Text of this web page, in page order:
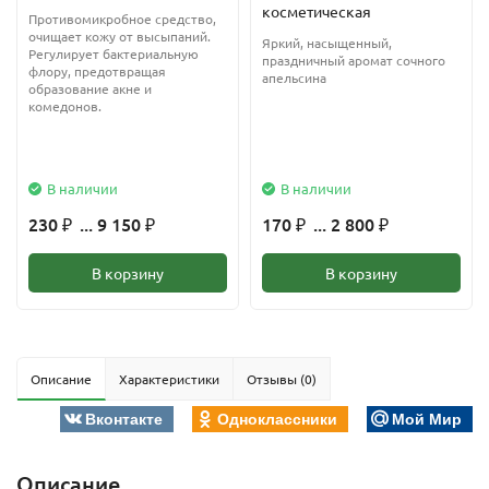
Противомикробное средство,
очищает кожу от высыпаний.
Регулирует бактериальную
флору, предотвращая
образование акне и
комедонов.
В наличии
230 ₽ ... 9 150 ₽
В корзину
косметическая
Яркий, насыщенный,
праздничный аромат сочного
апельсина
В наличии
170 ₽ ... 2 800 ₽
В корзину
Описание Характеристики Отзывы (0)
Вконтакте Одноклассники Мой Мир